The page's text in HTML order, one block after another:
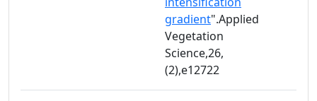
gradient".Applied
Vegetation
Science,26,
(2),e12722